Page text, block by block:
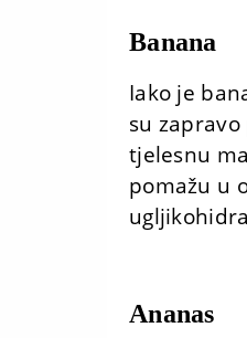
Banana
Iako je
su
tjelesnu
pomažu u
Ananas